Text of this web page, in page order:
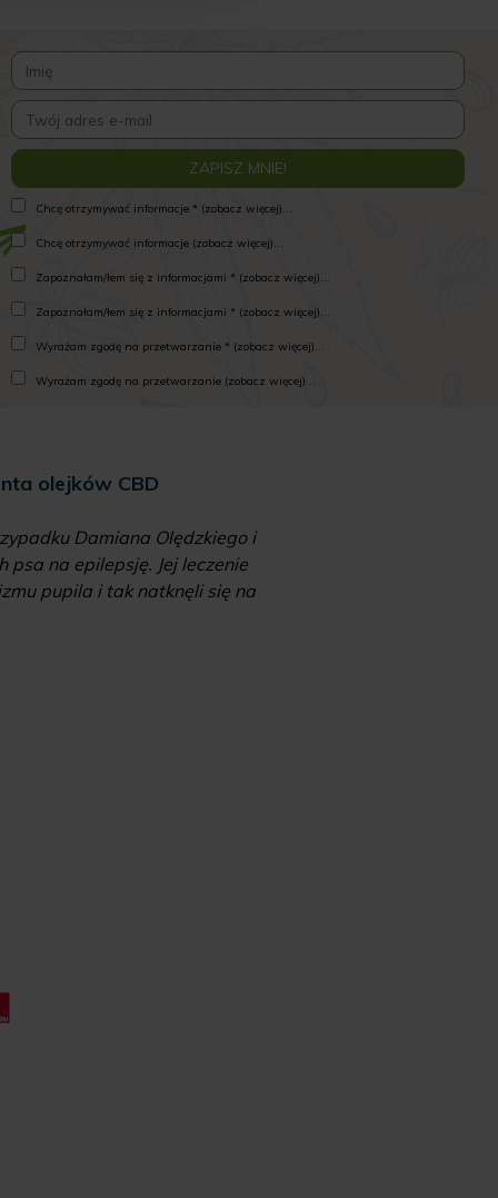
Chcę otrzymywać informacje * (zobacz więcej)...
Chcę otrzymywać informacje (zobacz więcej)...
Zapoznałam/łem się z informacjami * (zobacz więcej)...
Zapoznałam/łem się z informacjami * (zobacz więcej)...
Wyrażam zgodę na przetwarzanie * (zobacz więcej)...
Wyrażam zgodę na przetwarzanie (zobacz więcej)...
olejków CBD
Damiana Olędzkiego i
psa na epilepsję. Jej leczenie
pupila i tak natknęli się na